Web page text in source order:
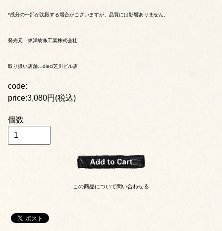
*成分の一部が沈殿する場合がございますが、品質には影響ありません。
発売元 東洋紡糸工業株式会社
取り扱い店舗…dieci芝川ビル店
code:
price:3,080円(税込)
個数
この商品について問い合わせる